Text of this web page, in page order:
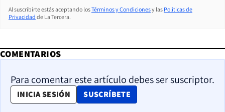
Al suscribirte estás aceptando losTérminos y Condicionesy las Políticas de
Privacidad de La Tercera.
COMENTARIOS
Para comentar este artículo debes ser suscriptor.
INICIA SESIÓN SUSCRÍBETE
OPENS IN NEW WINDOW